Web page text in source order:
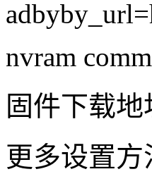
nvram
固件下载地
更多设置